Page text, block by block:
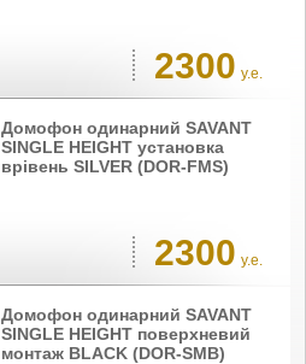
2300 у.е.
Домофон одинарний SAVANT
SINGLE HEIGHT установка
врівень SILVER (DOR-FMS)
2300 у.е.
Домофон одинарний SAVANT
SINGLE HEIGHT поверхневий
монтаж BLACK (DOR-SMB)